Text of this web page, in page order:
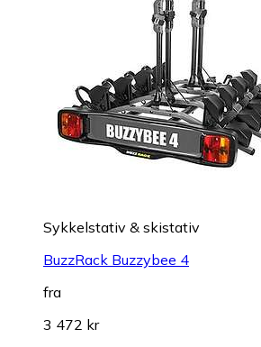
Sykkelstativ & skistativ
BuzzRack Buzzybee 4
fra
3 472 kr